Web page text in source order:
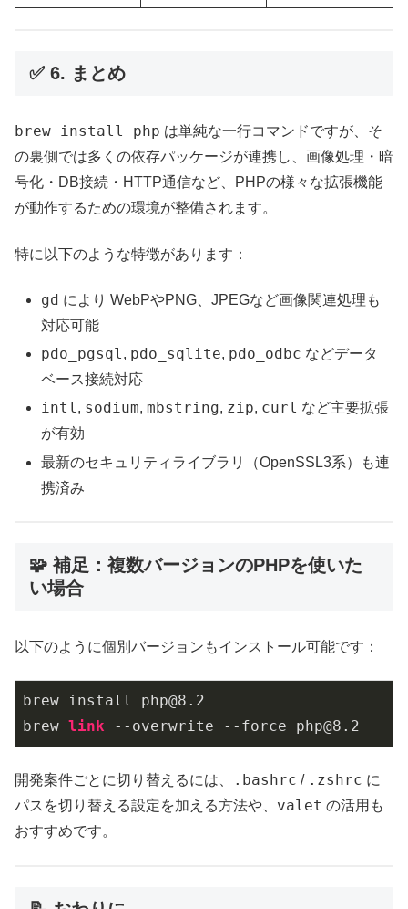
✅ 6. まとめ
brew install php は単純な一行コマンドですが、そ
の裏側では多くの依存パッケージが連携し、画像処理・暗
号化・DB接続・HTTP通信など、PHPの様々な拡張機能
が動作するための環境が整備されます。
特に以下のような特徴があります：
gd により WebPやPNG、JPEGなど画像関連処理も
対応可能
pdo_pgsql, pdo_sqlite, pdo_odbc などデータ
ベース接続対応
intl, sodium,mbstring, zip, curl など主要拡張
が有効
最新のセキュリティライブラリ（OpenSSL3系）も連
携済み
🧩 補足：複数バージョンのPHPを使いた
い場合
以下のように個別バージョンもインストール可能です：
brew install php@8. 2
brew link --overwrite --force php@8. 2
開発案件ごとに切り替えるには、 .bashrc / .zshrc に
パスを切り替える設定を加える方法や、 valet の活用も
おすすめです。